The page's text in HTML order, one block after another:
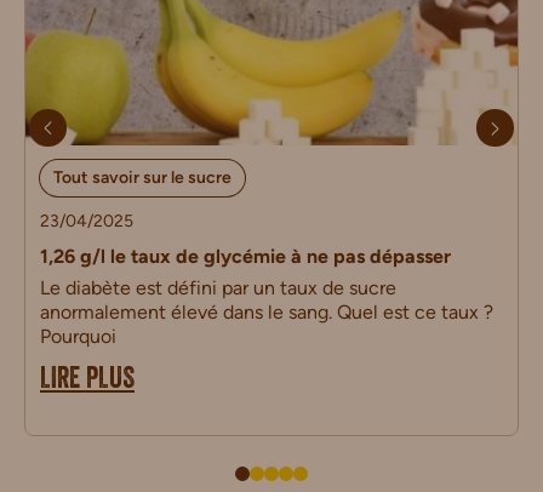
Tout savoir sur le sucre
23/04/2025
1,26 g/l le taux de glycémie à ne pas dépasser
Le diabète est défini par un taux de sucre
anormalement élevé dans le sang. Quel est ce taux ?
Pourquoi
LIRE PLUS